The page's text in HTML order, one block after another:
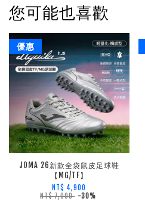
您可能也喜歡
優惠
JOMA 26新款全袋鼠皮足球鞋
【MG/TF】
NT$ 4,900
NT$ 7,000 -30%